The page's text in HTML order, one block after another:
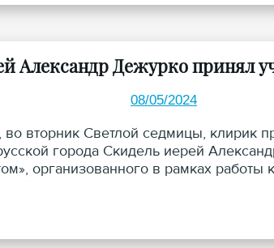
Александр Дежурко принял
08/05/2024
во вторник Светлой седмицы, клирик
города Скидель иерей
организованного в рамках работы